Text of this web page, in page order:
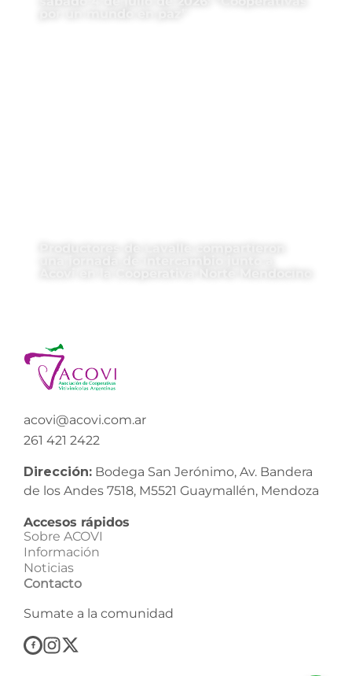
acovi@acovi.com.ar
261 421 2422
Dirección: Bodega San Jerónimo, Av. Bandera
de los Andes 7518, M5521 Guaymallén, Mendoza
Accesos rápidos
Sobre ACOVI
Información
Noticias
Contacto
Sumate a la comunidad